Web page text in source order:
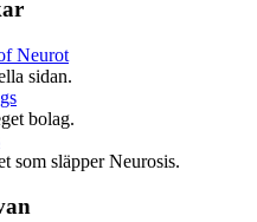
Neurot
sidan.
bolag.
som släpper Neurosis.